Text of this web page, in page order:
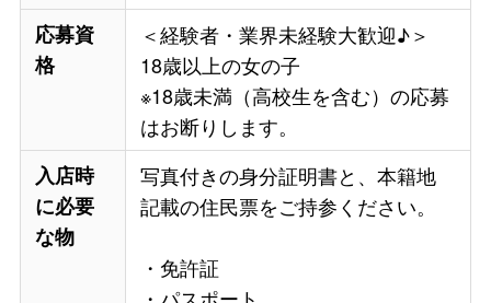
応募資
格
＜経験者・業界未経験大歓迎♪＞
18歳以上の女の子
※18歳未満（高校生を含む）の応募
はお断りします。
入店時
に必要
な物
写真付きの身分証明書と、本籍地
記載の住民票をご持参ください。
・免許証